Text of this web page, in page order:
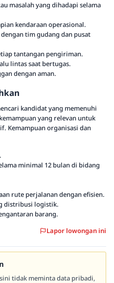
masalah yang dihadapi selama
kendaraan operasional.
tim gudang dan pusat
tantangan pengiriman.
lintas saat bertugas.
dengan aman.
kandidat yang memenuhi
yang relevan untuk
Kemampuan organisasi dan
minimal 12 bulan di bidang
rute perjalanan dengan efisien.
distribusi logistik.
barang.
Lapor lowongan ini
tidak meminta data pribadi,